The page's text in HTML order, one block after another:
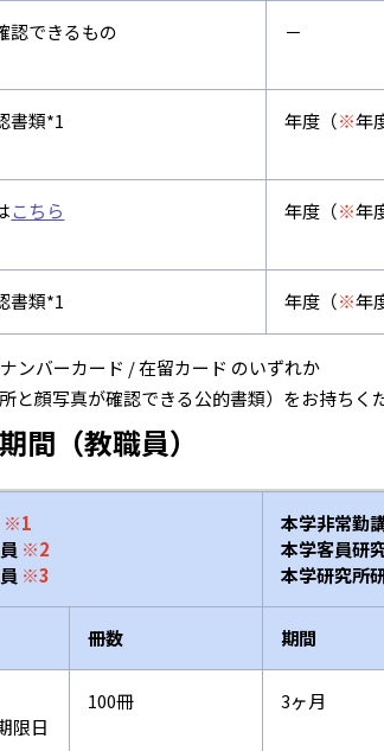
認できるもの －
書類*1 年度（※年
こちら 年度（※年
書類*1 年度（※年
ンバーカード / 在留カード のいずれか
と顔写真が確認できる公的書類）をお持ちく
間（教職員）
※1
※2
※3
本学非常勤
本学客員研
本学研究所
冊数 期間
限日
100冊 3ヶ月